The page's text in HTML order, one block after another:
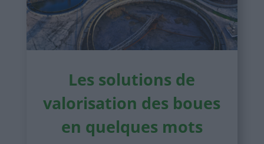
Les solutions de
valorisation des boues
en quelques mots